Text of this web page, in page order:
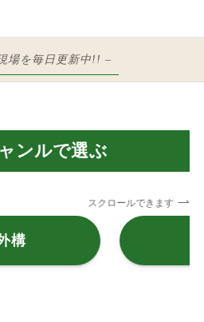
場を毎日更新中!! –
ンルで選ぶ
スクロールできます
構